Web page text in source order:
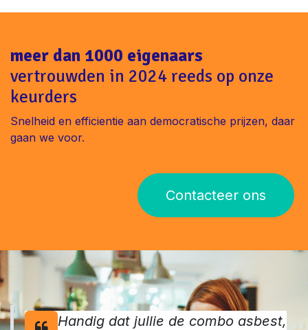
meer dan 1000 eigenaars
vertrouwden in 2024 reeds op onze
keurders
Snelheid en efficientie aan democratische prijzen, daar
gaan we voor.
Contacteer ons
Handig dat jullie de combo asbest,